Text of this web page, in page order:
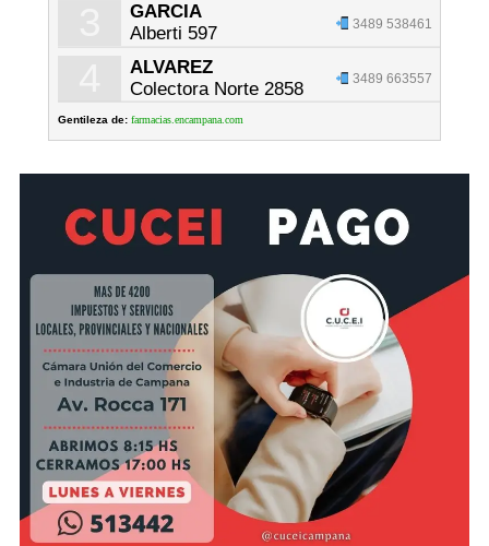
GARCIA
Alberti 597
3489 538461
ALVAREZ
Colectora Norte 2858
3489 663557
Gentileza de: farmacias.encampana.com